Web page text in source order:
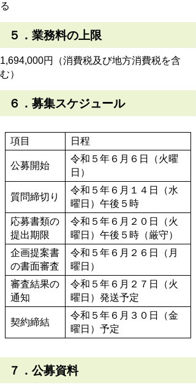
る
５．業務料の上限
1,694,000円（消費税及び地方消費税を含
む）
６．募集スケジュール
項目 日程
公募開始
令和５年６月６日（火曜
日）
質問締切り
令和５年６月１４日（水
曜日）午後５時
応募書類の
提出期限
令和５年６月２０日（火
曜日）午後５時（厳守）
企画提案書
の書面審査
令和５年６月２６日（月
曜日）
審査結果の
通知
令和５年６月２７日（火
曜日）発送予定
契約締結
令和５年６月３０日（金
曜日）予定
７．公募資料